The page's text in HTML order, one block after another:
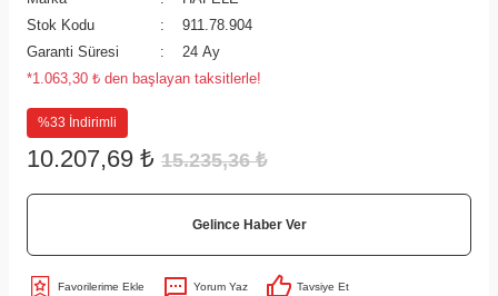
Stok Kodu
911.78.904
Garanti Süresi
24 Ay
*1.063,30 ₺ den başlayan taksitlerle!
%33 İndirimli
10.207,69 ₺ 15.235,36 ₺
Gelince Haber Ver
Yorum Yaz Tavsiye Et